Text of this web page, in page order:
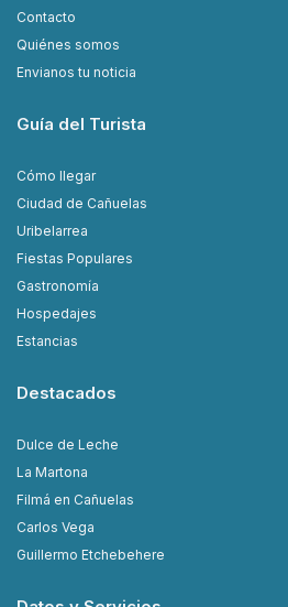
Contacto
Quiénes somos
Envianos tu noticia
Guía del Turista
Cómo llegar
Ciudad de Cañuelas
Uribelarrea
Fiestas Populares
Gastronomía
Hospedajes
Estancias
Destacados
Dulce de Leche
La Martona
Filmá en Cañuelas
Carlos Vega
Guillermo Etchebehere